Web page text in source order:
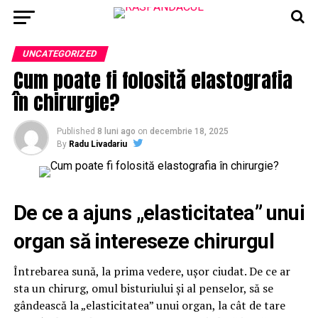
UNCATEGORIZED
Cum poate fi folosită elastografia
în chirurgie?
Published 8 luni ago on decembrie 18, 2025
By Radu Livadariu
De ce a ajuns „elasticitatea” unui
organ să intereseze chirurgul
Întrebarea sună, la prima vedere, ușor ciudat. De ce ar
sta un chirurg, omul bisturiului și al penselor, să se
gândească la „elasticitatea” unui organ, la cât de tare